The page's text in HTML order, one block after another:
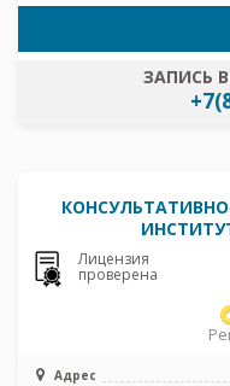
ЗАПИСЬ
Лицензия
проверена
Адрес